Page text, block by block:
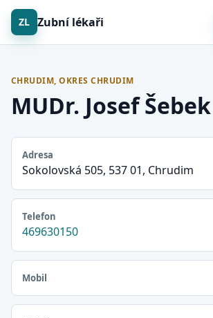
ZL Zubní lékaři
CHRUDIM, OKRES CHRUDIM
MUDr. Josef Šebek
Adresa
Sokolovská 505, 537 01, Chrudim
Telefon
469630150
Mobil